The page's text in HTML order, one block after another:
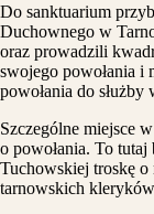
Do sanktuarium
Duchownego w
oraz prowadzili
swojego powołania i
powołania do służby
Szczególne miejsce
o powołania. To tutaj
Tuchowskiej troskę o
tarnowskich